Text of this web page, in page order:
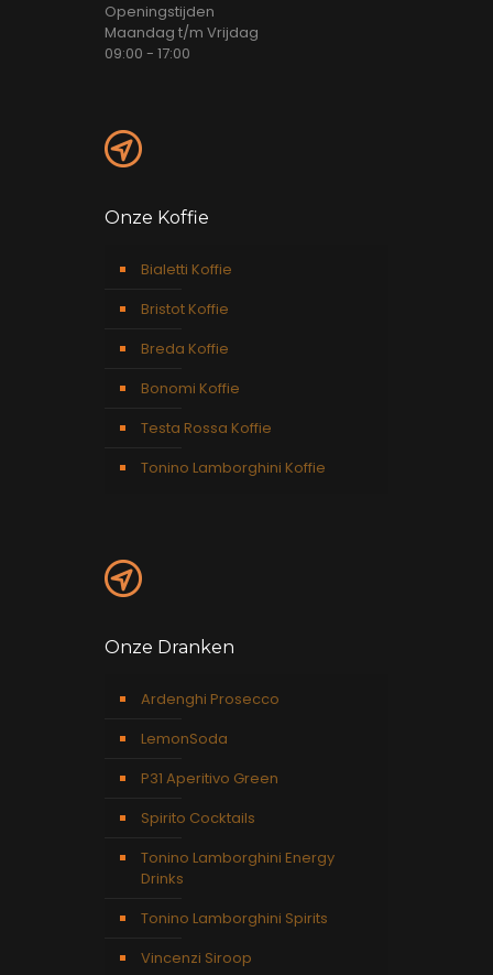
Openingstijden
Maandag t/m Vrijdag
09:00 - 17:00
Onze Koffie
Bialetti Koffie
Bristot Koffie
Breda Koffie
Bonomi Koffie
Testa Rossa Koffie
Tonino Lamborghini Koffie
Onze Dranken
Ardenghi Prosecco
LemonSoda
P31 Aperitivo Green
Spirito Cocktails
Tonino Lamborghini Energy
Drinks
Tonino Lamborghini Spirits
Vincenzi Siroop